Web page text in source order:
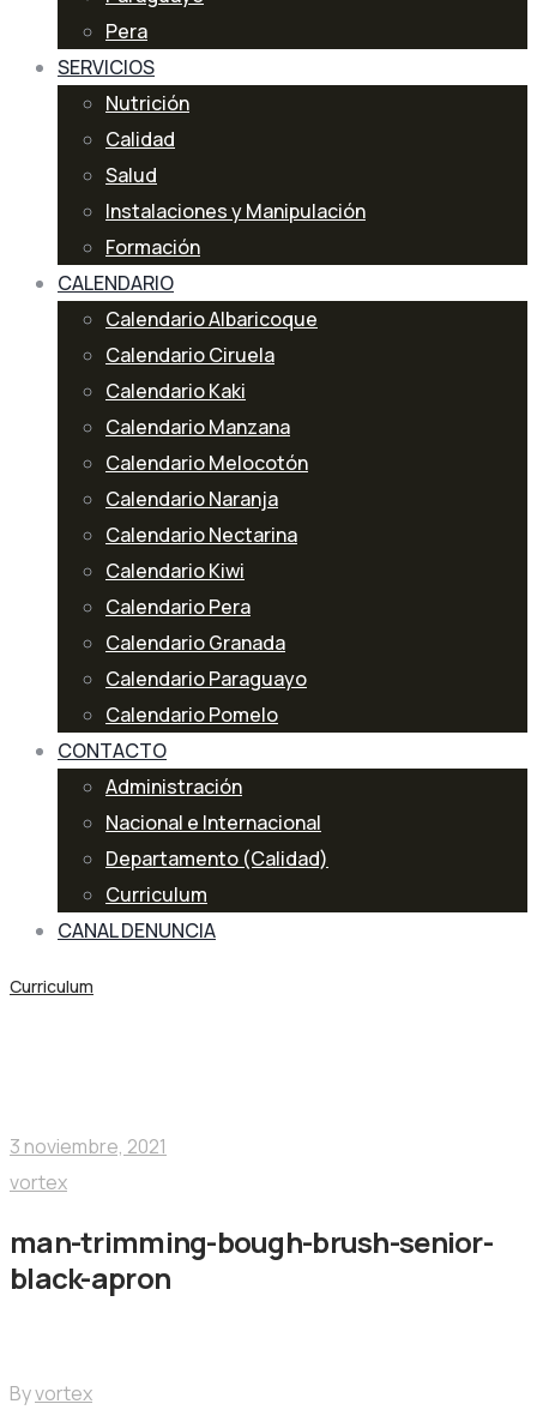
Pera
SERVICIOS
Nutrición
Calidad
Salud
Instalaciones y Manipulación
Formación
CALENDARIO
Calendario Albaricoque
Calendario Ciruela
Calendario Kaki
Calendario Manzana
Calendario Melocotón
Calendario Naranja
Calendario Nectarina
Calendario Kiwi
Calendario Pera
Calendario Granada
Calendario Paraguayo
Calendario Pomelo
CONTACTO
Administración
Nacional e Internacional
Departamento (Calidad)
Curriculum
CANAL DENUNCIA
Curriculum
3 noviembre, 2021
vortex
man-trimming-bough-brush-senior-
black-apron
Byvortex